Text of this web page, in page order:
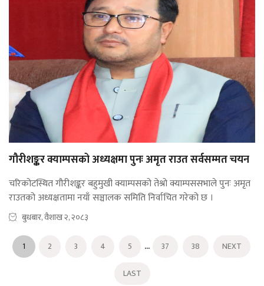
गौरीशङ्कर क्याम्पसको अध्यक्षमा पुनः अमृत राउत सर्वसम्मत चयन
चरिकोटस्थित गौरीशङ्कर बहुमुखी क्याम्पसको तेश्रो क्याम्पससभाले पुनः अमृत
राउतको अध्यक्षतामा नयाँ सञ्चालक समिति निर्वाचित गरेको छ ।
बुधबार, वैशाख २, २०८३
1 2 3 4 5 ... 37 38
NEXT
LAST